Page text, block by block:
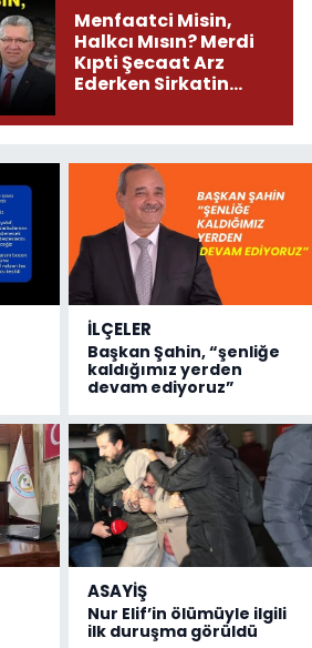
Menfaatci Misin,
Halkcı Mısın? Merdi
Kıpti Şecaat Arz
Ederken Sirkatin
İLÇELER
Başkan Şahin, “şenliğe
kaldığımız yerden
devam ediyoruz”
ASAYİŞ
Nur Elif’in ölümüyle ilgili
ilk duruşma görüldü